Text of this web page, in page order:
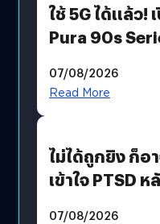
ใช้ 5G ได้แล้ว!
Pura 90s
07/08/2026
Read More
ไม่ได้ถูกยิง ก็อ
เข้าใจ PTSD ห
07/08/2026